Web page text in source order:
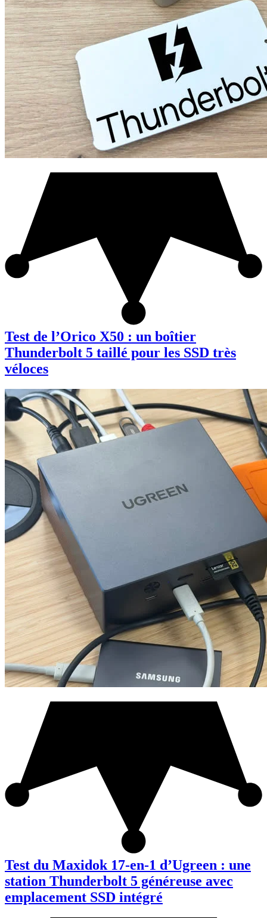
Test de l’Orico X50 : un boîtier
Thunderbolt 5 taillé pour les SSD très
véloces
Test du Maxidok 17-en-1 d’Ugreen : une
station Thunderbolt 5 généreuse avec
emplacement SSD intégré